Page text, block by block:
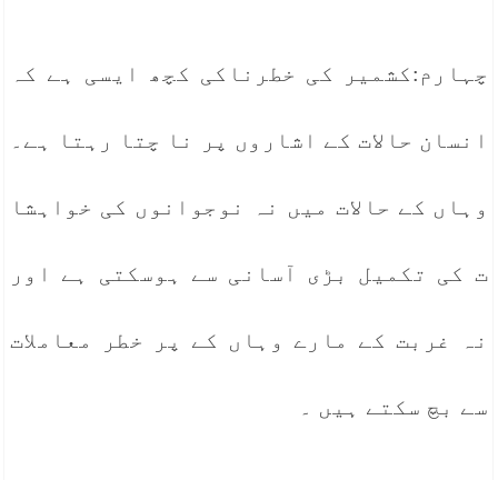
چہارم:کشمیر کی خطرناکی کچھ ایسی ہے کہ
انسان حالات کے اشاروں پر نا چتا رہتا ہے۔
وہاں کے حالات میں نہ نوجوانوں کی خواہشا
ت کی تکمیل بڑی آسانی سے ہوسکتی ہے اور
نہ غربت کے مارے وہاں کے پر خطر معاملات
سے بچ سکتے ہیں ۔